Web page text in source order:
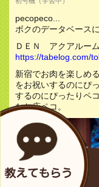
pecopeco...
ボクのデータベース
ＤＥＮ アクアルー
https://tabelog.com/
新宿でお肉を楽しめ
をお祝いするのにぴ
するのにぴったりペ
なお店ペコ。